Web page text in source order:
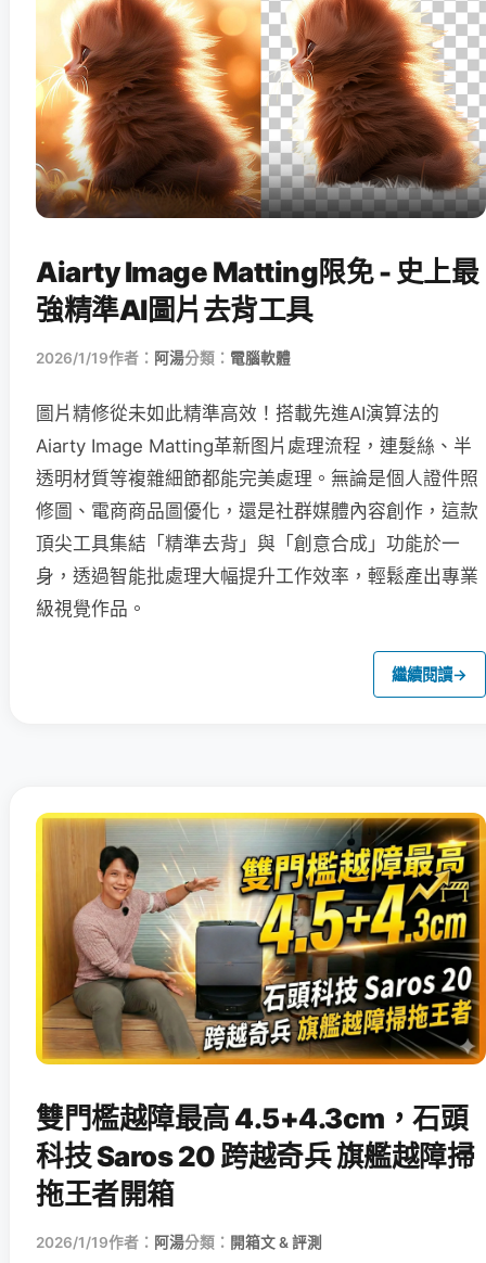
Aiarty Image Matting限免 - 史上最
強精準AI圖片去背工具
2026/1/19作者： 阿湯分類： 電腦軟體
圖片精修從未如此精準高效！搭載先進AI演算法的
Aiarty Image Matting革新图片處理流程，連髮絲、半
透明材質等複雜細節都能完美處理。無論是個人證件照
修圖、電商商品圖優化，還是社群媒體內容創作，這款
頂尖工具集結「精準去背」與「創意合成」功能於一
身，透過智能批處理大幅提升工作效率，輕鬆產出專業
級視覺作品。
繼續閱讀→
雙門檻越障最高 4.5+4.3cm，石頭
科技 Saros 20 跨越奇兵 旗艦越障掃
拖王者開箱
2026/1/19作者： 阿湯分類： 開箱文 & 評測